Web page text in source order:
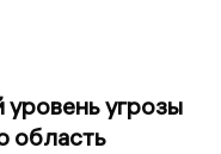
уровень угрозы
область